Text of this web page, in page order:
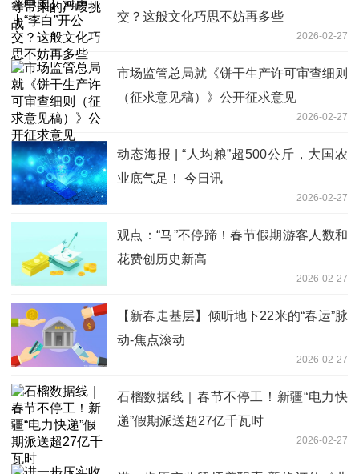
交？这般文化巧思不妨再多些
2026-02-27
市场监管总局就《饼干生产许可审查细则
（征求意见稿）》公开征求意见
2026-02-27
动态海报 | “人均粮”超500公斤，大国农
业底气足！ 今日讯
2026-02-27
观点：“马”不停蹄！春节假期游客人数和
花费创历史新高
2026-02-27
【新春走基层】倾听地下22米的“春运”脉
动-焦点滚动
2026-02-27
石榴数据线｜春节不停工！新疆“电力快
递”假期派送超27亿千瓦时
2026-02-27